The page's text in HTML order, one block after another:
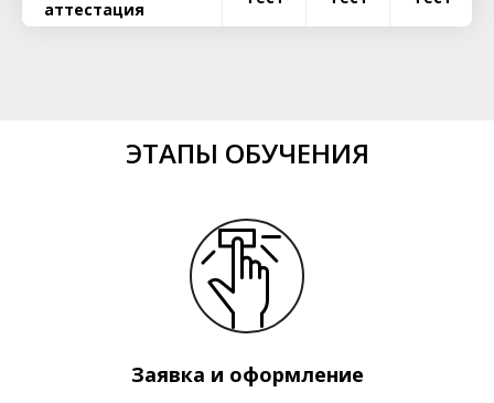
аттестация
ЭТАПЫ ОБУЧЕНИЯ
Заявка и оформление